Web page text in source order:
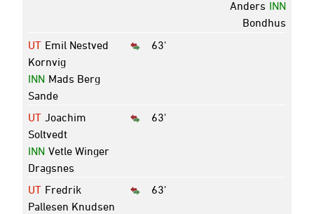
INN
Anders
Bondhus
63'
UT Emil Nestved
Kornvig
INN Mads Berg
Sande
63'
UT Joachim
Soltvedt
INN Vetle Winger
Dragsnes
63'
UT Fredrik
Pallesen Knudsen